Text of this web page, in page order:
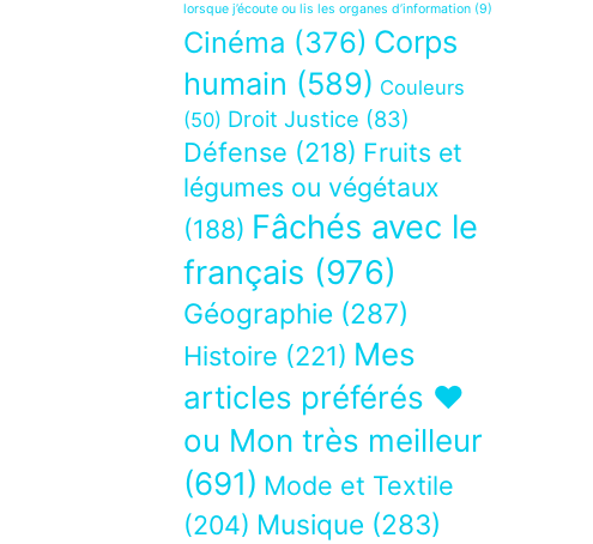
lorsque j’écoute ou lis les organes d’information (9)
Cinéma (376) Corps
humain (589) Couleurs
(50) Droit Justice (83)
Défense (218) Fruits et
légumes ou végétaux
(188) Fâchés avec le
français (976)
Géographie (287)
Histoire (221) Mes
articles préférés ❤
ou Mon très meilleur
(691) Mode et Textile
(204) Musique (283)